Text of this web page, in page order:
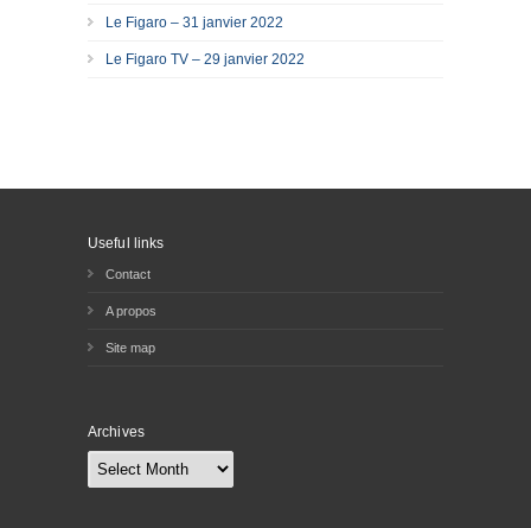
Le Figaro – 31 janvier 2022
Le Figaro TV – 29 janvier 2022
Useful links
Contact
A propos
Site map
Archives
Archives